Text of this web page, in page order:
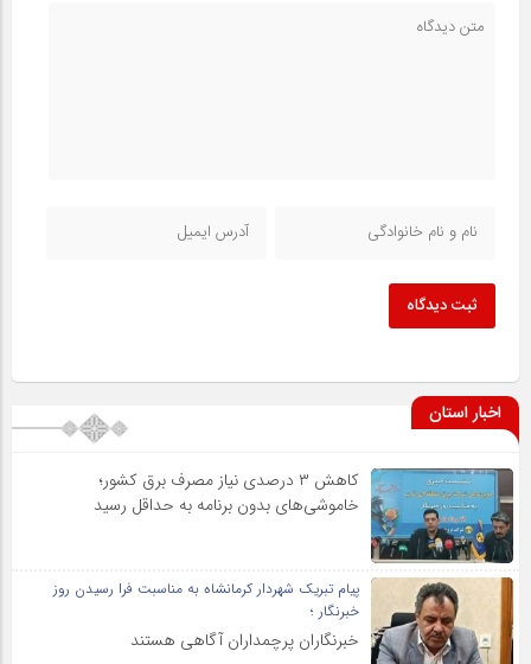
ثبت دیدگاه
اخبار استان
کاهش ۳ درصدی نیاز مصرف برق کشور؛
خاموشی‌های بدون برنامه به حداقل رسید
پیام تبریک شهردار کرمانشاه به مناسبت فرا رسیدن روز
خبرنگار ؛
خبرنگاران پرچمداران آگاهی هستند